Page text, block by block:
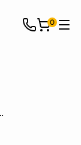
0
Fassadenhalterung